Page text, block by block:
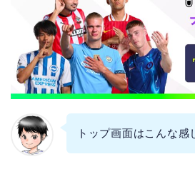
トップ画面はこんな感